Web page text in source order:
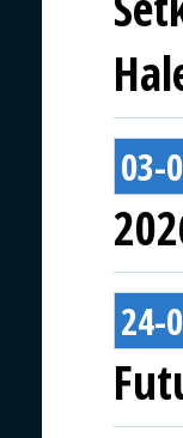
03-
24-